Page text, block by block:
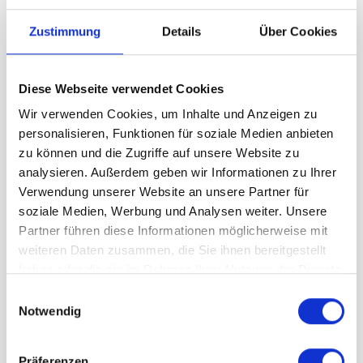
Zustimmung Details Über Cookies
Diese Webseite verwendet Cookies
Wir verwenden Cookies, um Inhalte und Anzeigen zu
personalisieren, Funktionen für soziale Medien anbieten
zu können und die Zugriffe auf unsere Website zu
analysieren. Außerdem geben wir Informationen zu Ihrer
Verwendung unserer Website an unsere Partner für
soziale Medien, Werbung und Analysen weiter. Unsere
Partner führen diese Informationen möglicherweise mit
weiteren Daten zusammen, die Sie ihnen bereitgestellt
Notwendig
6.4 Das Angebot des Gutscheins verliert seinen Wert,
wenn er nicht innerhalb der angegebenen Gültigkeit
Bedingungen besteht nicht.
6.5 Wird der Gutschein außerhalb der angegebenen
Gültigkeit zurückgegeben, kann er gegen einen Wert
gleichen anderen Gutschein getauscht werden. Hier
wird auf jeden Fall eine Stornogebühr von 50% des
Kaufpreises fällig.
7. Zahlung
7.1 Wird beim Lastschriftverfahren die Lastschrift von
keine ausreichende Deckung des Kontos besteht, wird